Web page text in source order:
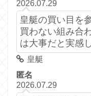
2026.07.29
皇艇の買い目を
買わない組み合
は大事だと実感
皇艇
匿名
2026.07.29